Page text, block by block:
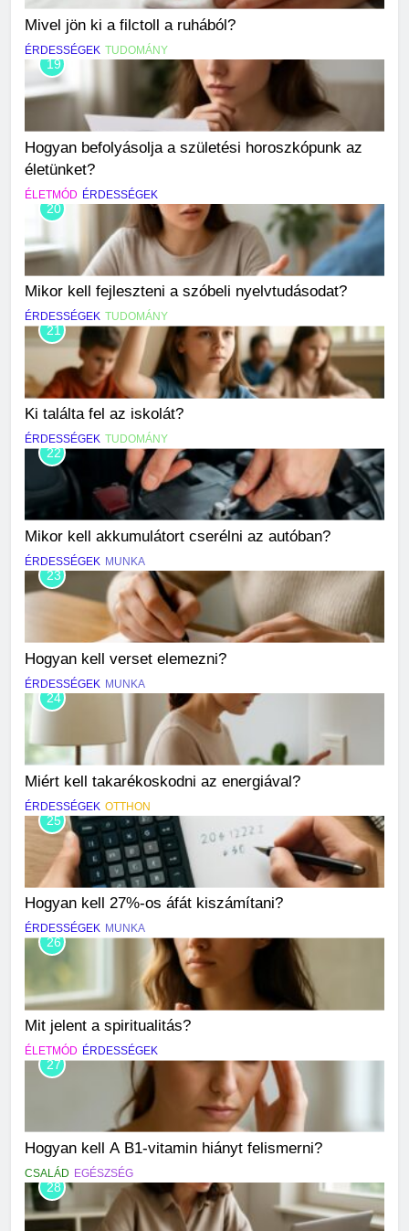
Mivel jön ki a filctoll a ruhából?
ÉRDESSÉGEK TUDOMÁNY
19
Hogyan befolyásolja a születési horoszkópunk az
életünket?
ÉLETMÓD ÉRDESSÉGEK
20
Mikor kell fejleszteni a szóbeli nyelvtudásodat?
ÉRDESSÉGEK TUDOMÁNY
21
Ki találta fel az iskolát?
ÉRDESSÉGEK TUDOMÁNY
22
Mikor kell akkumulátort cserélni az autóban?
ÉRDESSÉGEK MUNKA
23
Hogyan kell verset elemezni?
ÉRDESSÉGEK MUNKA
24
Miért kell takarékoskodni az energiával?
ÉRDESSÉGEK OTTHON
25
Hogyan kell 27%-os áfát kiszámítani?
ÉRDESSÉGEK MUNKA
26
Mit jelent a spiritualitás?
ÉLETMÓD ÉRDESSÉGEK
27
Hogyan kell A B1-vitamin hiányt felismerni?
CSALÁD EGÉSZSÉG
28